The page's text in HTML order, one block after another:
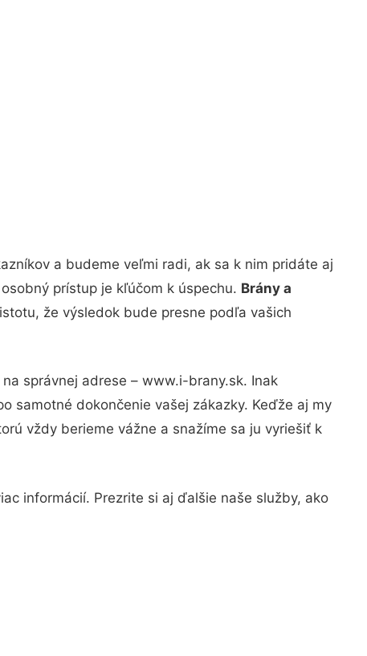
a budeme veľmi radi, ak sa k nim pridáte aj
prístup je kľúčom k úspechu. Brány a
že výsledok bude presne podľa vašich
správnej adrese – www.i-brany.sk. Inak
samotné dokončenie vašej zákazky. Keďže aj my
vždy berieme vážne a snažíme sa ju vyriešiť k
informácií. Prezrite si aj ďalšie naše služby, ako